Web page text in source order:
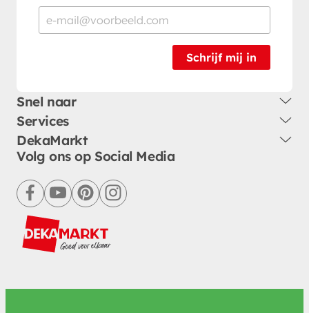
Schrijf mij in
Snel naar
Services
DekaMarkt
Volg ons op Social Media
facebookyoutubepinterestinstagram